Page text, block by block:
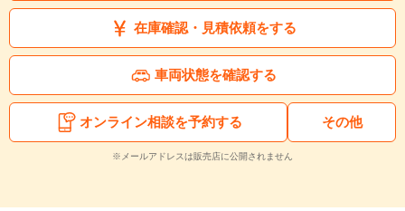
在庫確認・見積依頼をする
車両状態を確認する
オンライン相談を予約する その他
※メールアドレスは販売店に公開されません